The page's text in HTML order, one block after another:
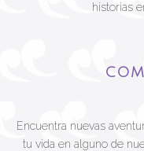
historias
Encuentra nuevas
tu vida en alguno de